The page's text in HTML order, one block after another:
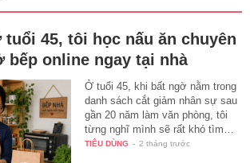
45, tôi học nấu ăn chuyên
bếp online ngay tại nhà
Ở tuổi 45, khi bất ngờ nằm trong
danh sách cắt giảm nhân sự sau
gần 20 năm làm văn phòng, tôi
từng nghĩ mình sẽ rất khó tìm…
TIÊU DÙNG - 2 tháng trước